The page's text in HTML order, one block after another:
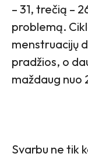
– 31, trečią –
problemą.
menstruacijų
pradžios, o
maždaug nuo
Svarbu ne tik